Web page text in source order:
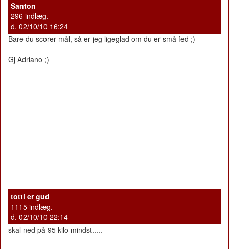
Santon
296 indlæg.
d. 02/10/10 16:24
Bare du scorer mål, så er jeg ligeglad om du er små fed ;)
Gj Adriano ;)
totti er gud
1115 indlæg.
d. 02/10/10 22:14
skal ned på 95 kilo mindst.....